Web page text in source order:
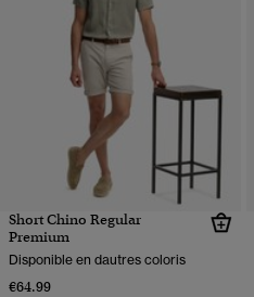
Short Chino Regular
Premium
Disponible en dautres coloris
€64.99